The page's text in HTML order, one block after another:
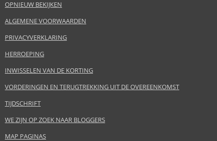
OPNIEUW BEKIJKEN
ALGEMENE VOORWAARDEN
PRIVACYVERKLARING
HERROEPING
INWISSELEN VAN DE KORTING
VORDERINGEN EN TERUGTREKKING UIT DE OVEREENKOMST
TIJDSCHRIFT
WE ZIJN OP ZOEK NAAR BLOGGERS
MAP PAGINAS